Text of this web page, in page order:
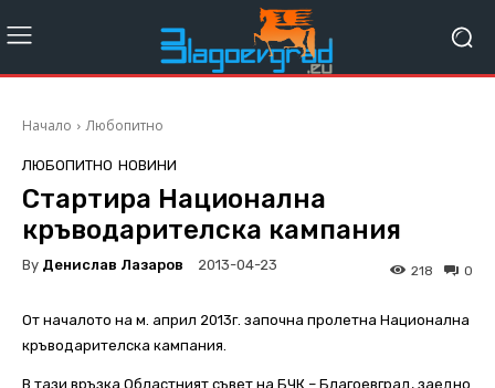
Начало Любопитно
ЛЮБОПИТНО НОВИНИ
Стартира Национална
кръводарителска кампания
By Денислав Лазаров 2013-04-23 0
218
От началото на м. април 2013г. започна пролетна Национална
кръводарителска кампания.
В тази връзка Областният съвет на БЧК – Благоевград, заедно